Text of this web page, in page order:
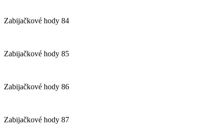
Zabijačkové hody 84
Zabijačkové hody 85
Zabijačkové hody 86
Zabijačkové hody 87